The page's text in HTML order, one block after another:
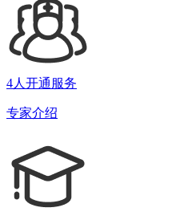
4人开通服务
专家介绍